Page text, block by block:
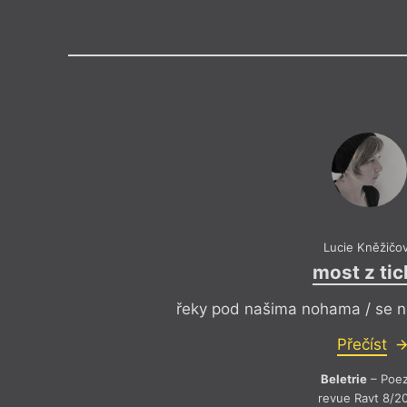
pracuje na Akademii věd, kde
přírody a krajiny. Má ráda
zahrady a hřbitovy.
webových literárních portálech.
Lucie
most z
řeky pod našima nohama / se
Přečíst
Beletrie–
revue Ravt 8/